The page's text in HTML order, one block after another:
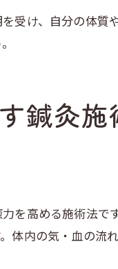
受け、自分の体
鍼灸施
を高める施術法
体内の気・血の